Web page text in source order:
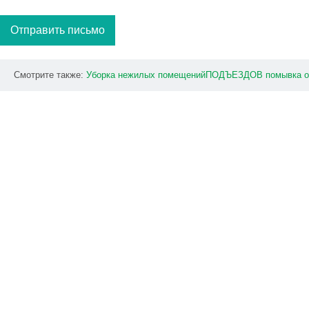
Отправить письмо
Смотрите также: Уборка нежилых помещенийПОДЪЕЗДОВ помывка